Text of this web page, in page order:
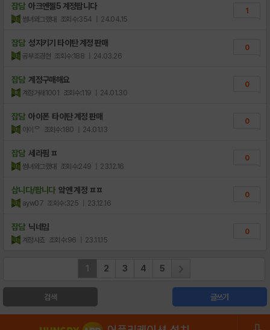
잡담 아크엔젤5 계정팝니다
썸녀와그랬대 조회수:354 | 24.04.15
1
잡담 성지키기 타이탄 계정 판매
공부조경현 조회수:188 | 24.03.26
0
잡담 계정구매해요
계정거래1001 조회수:119 | 24.01.30
0
잡담 아이폰 타이탄 계정 판매
아이ᄋ 조회수:180 | 24.01.13
0
잡담 세라핌 ㅍ
썸녀와그랬대 조회수:249 | 23.12.16
0
삽니다/팝니다 앜엔 계정 ㅍㅍ
ayw07 조회수:325 | 23.12.16
0
잡담 닉네임
계정사죠 조회수:96 | 23.11.15
0
1 2 3 4 5
검색 글쓰기